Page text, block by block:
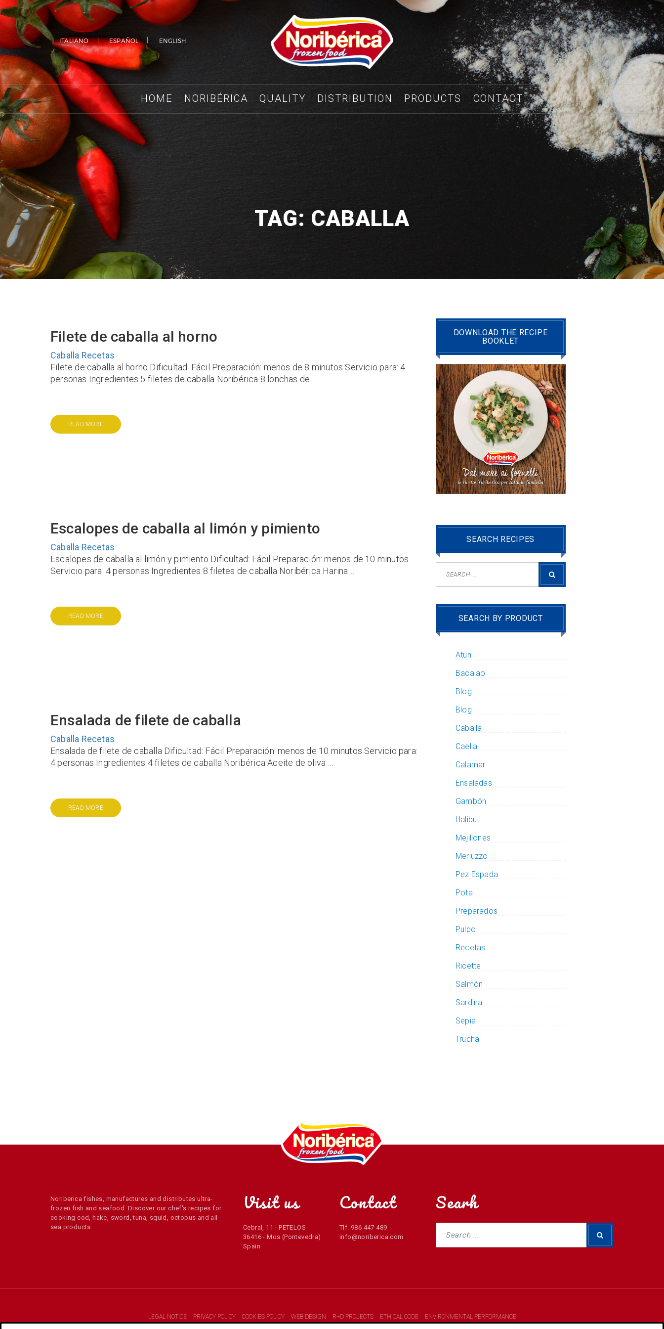
ITALIANO ESPAÑOL ENGLISH
HOME NORIBÉRICA QUALITY DISTRIBUTION PRODUCTS CONTACT
TAG: CABALLA
Filete de caballa al horno
Caballa Recetas
Filete de caballa al horno Dificultad: Fácil Preparación: menos de 8 minutos Servicio para: 4
personas Ingredientes 5 filetes de caballa Noribérica 8 lonchas de …
READ MORE
Escalopes de caballa al limón y pimiento
Caballa Recetas
Escalopes de caballa al limón y pimiento Dificultad: Fácil Preparación: menos de 10 minutos
Servicio para: 4 personas Ingredientes 8 filetes de caballa Noribérica Harina …
READ MORE
Ensalada de filete de caballa
Caballa Recetas
Ensalada de filete de caballa Dificultad: Fácil Preparación: menos de 10 minutos Servicio para:
4 personas Ingredientes 4 filetes de caballa Noribérica Aceite de oliva …
READ MORE
DOWNLOAD THE RECIPE
BOOKLET
SEARCH RECIPES
SEARCH BY PRODUCT
Atún
Bacalao
Blog
Blog
Caballa
Caella
Calamar
Ensaladas
Gambón
Halibut
Mejillones
Merluzzo
Pez Espada
Pota
Preparados
Pulpo
Recetas
Ricette
Salmón
Sardina
Sepia
Trucha
Noriberica fishes, manufactures and distributes ultra-
frozen fish and seafood. Discover our chef's recipes for
cooking cod, hake, sword, tuna, squid, octopus and all
sea products.
Visit us
Cebral, 11 - PETELOS
36416 - Mos (Pontevedra)
Spain
Contact
Tlf. 986 447 489
info@noriberica.com
Searh
LEGAL NOTICE PRIVACY POLICY COOKIES POLICY WEB DESIGN R+D PROJECTS ETHICAL CODE ENVIRONMENTAL PERFORMANCE